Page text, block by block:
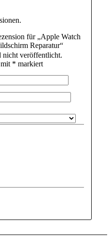
für „Apple Watch
Reparatur“
veröffentlicht.
* markiert